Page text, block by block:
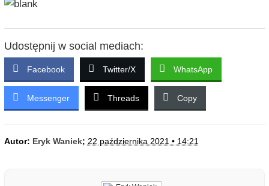
Udostępnij w social mediach:
Facebook Twitter/X WhatsApp
Messenger Threads Copy
Autor: Eryk Waniek; 22 października 2021 • 14:21